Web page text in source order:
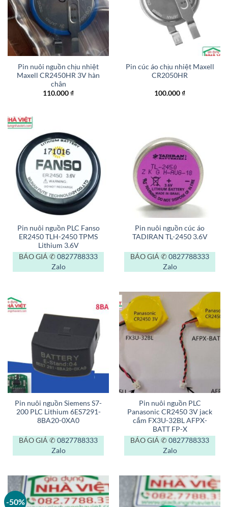
Pin nuôi nguồn chịu nhiệt
Maxell CR2450HR 3V hàn
chân
110.000₫
Pin cúc áo chịu nhiệt Maxell
CR2050HR
100.000₫
Pin nuôi nguồn PLC Fanso
ER2450 TLH-2450 TPMS
Lithium 3.6V
BÁO GIÁ ✆ 0827788333
Zalo
Pin nuôi nguồn cúc áo
TADIRAN TL-2450 3.6V
BÁO GIÁ ✆ 0827788333
Zalo
Pin nuôi nguồn Siemens S7-
200 PLC Lithium 6ES7291-
8BA20-0XA0
BÁO GIÁ ✆ 0827788333
Zalo
Pin nuôi nguồn PLC
Panasonic CR2450 3V jack
cắm FX3U-32BL AFPX-
BATT FP-X
BÁO GIÁ ✆ 0827788333
Zalo
-50%